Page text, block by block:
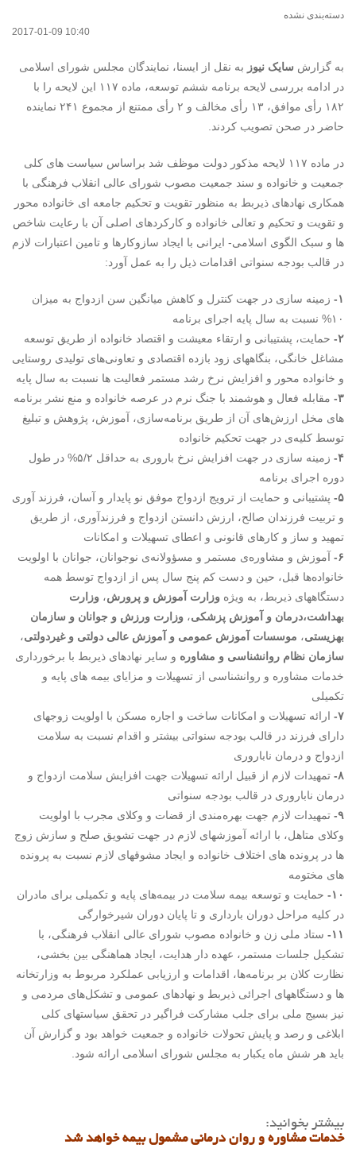
دسته‌بندی نشده
2017-01-09 10:40
به گزارش سایک نیوز به نقل از ایسنا، نمایندگان مجلس شورای اسلامی
در ادامه بررسی لایحه برنامه ششم توسعه، ماده ۱۱۷ این لایحه را با
۱۸۲ رأی موافق، ۱۳ رأی مخالف و ۲ رأی ممتنع از مجموع ۲۴۱ نماینده
حاضر در صحن تصویب کردند.
در ماده ۱۱۷ لایحه مذکور دولت موظف شد براساس سیاست های کلی
جمعیت و خانواده و سند جمعیت مصوب شورای عالی انقلاب فرهنگی با
همکاری نهادهای ذیربط به منظور تقویت و تحکیم جامعه ای خانواده محور
و تقویت و تحکیم و تعالی خانواده و کارکردهای اصلی آن با رعایت شاخص
ها و سبک الگوی اسلامی- ایرانی با ایجاد سازوکارها و تامین اعتبارات لازم
در قالب بودجه سنواتی اقدامات ذیل را به عمل آورد:
۱-
زمینه سازی در جهت کنترل و کاهش میانگین سن ازدواج به میزان
۱۰% نسبت به سال پایه اجرای برنامه
۲-
حمایت، پشتیبانی و ارتقاء معیشت و اقتصاد خانواده از طریق توسعه
مشاغل خانگی، بنگاههای زود بازده اقتصادی و تعاونی‌های تولیدی روستایی
و خانواده محور و افزایش نرخ رشد مستمر فعالیت ها نسبت به سال پایه
۳-
مقابله فعال و هوشمند با جنگ نرم در عرصه خانواده و منع نشر برنامه
های مخل ارزش‌های آن از طریق برنامه‌سازی، آموزش، پژوهش و تبلیغ
توسط کلیه‌ی در جهت تحکیم خانواده
۴-
زمینه سازی در جهت افزایش نرخ باروری به حداقل ۵/۲% در طول
دوره اجرای برنامه
۵-
پشتیبانی و حمایت از ترویج ازدواج موفق نو پایدار و آسان، فرزند آوری
و تربیت فرزندان صالح، ارزش دانستن ازدواج و فرزندآوری، از طریق
تمهید و ساز و کارهای قانونی و اعطای تسهیلات و امکانات
۶-
آموزش و مشاوره‌ی مستمر و مسؤولانه‌ی نوجوانان، جوانان با اولویت
خانواده‌ها قبل، حین و دست کم پنج سال پس از ازدواج توسط همه
دستگاههای ذیربط، به ویژه وزارت آموزش و پرورش، وزارت
بهداشت،درمان و آموزش پزشکی، وزارت ورزش و جوانان و سازمان
بهزیستی، موسسات آموزش عمومی و آموزش عالی دولتی و غیردولتی،
سازمان نظام روانشناسی و مشاوره و سایر نهادهای ذیربط با برخورداری
خدمات مشاوره و روانشناسی از تسهیلات و مزایای بیمه های پایه و
تکمیلی
۷-
ارائه تسهیلات و امکانات ساخت و اجاره مسکن با اولویت زوجهای
دارای فرزند در قالب بودجه سنواتی بیشتر و اقدام نسبت به سلامت
ازدواج و درمان ناباروری
۸- تمهیدات لازم از قبیل ارائه تسهیلات جهت افزایش سلامت ازدواج و
درمان ناباروری در قالب بودجه سنواتی
۹- تمهیدات لازم جهت بهره‌مندی از قضات و وکلای مجرب با اولویت
وکلای متاهل، با ارائه آموزشهای لازم در جهت تشویق صلح و سازش زوج
ها در پرونده های اختلاف خانواده و ایجاد مشوقهای لازم نسبت به پرونده
های مختومه
۱۰-
حمایت و توسعه بیمه سلامت در بیمه‌های پایه و تکمیلی برای مادران
در کلیه مراحل دوران بارداری و تا پایان دوران شیرخوارگی
۱۱-
ستاد ملی زن و خانواده مصوب شورای عالی انقلاب فرهنگی، با
تشکیل جلسات مستمر، عهده دار هدایت، ایجاد هماهنگی بین بخشی،
نظارت کلان بر برنامه‌ها، اقدامات و ارزیابی عملکرد مربوط به وزارتخانه
ها و دستگاههای اجرائی ذیربط و نهادهای عمومی و تشکل‌های مردمی و
نیز بسیج ملی برای جلب مشارکت فراگیر در تحقق سیاستهای کلی
ابلاغی و رصد و پایش تحولات خانواده و جمعیت خواهد بود و گزارش آن
باید هر شش ماه یکبار به مجلس شورای اسلامی ارائه شود.
بیشتر بخوانید:
خدمات مشاوره و روان درمانی مشمول بیمه خواهد شد